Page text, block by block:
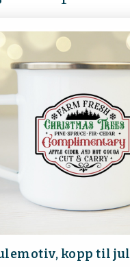
kopp til jul